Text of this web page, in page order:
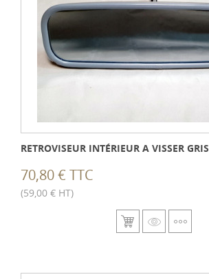
RETROVISEUR INTÉRIEUR A VISSER GRIS
70,80 € TTC
(59,00 € HT)